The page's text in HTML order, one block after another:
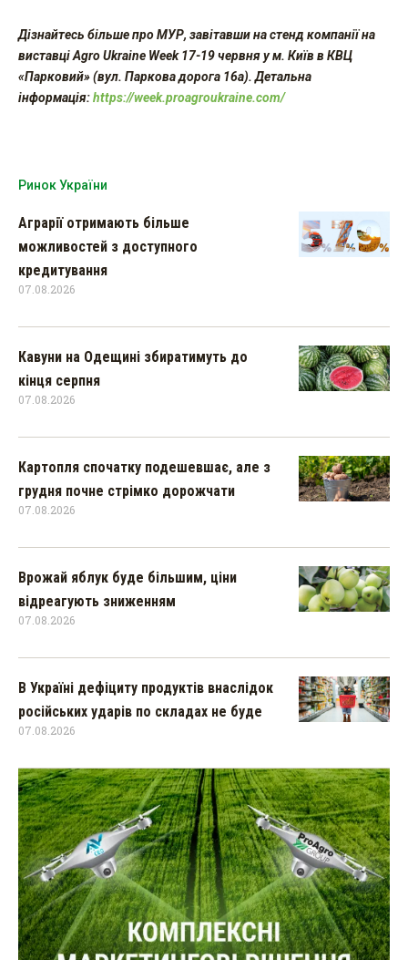
Дізнайтесь більше про МУР, завітавши на стенд компанії на
виставціAgro Ukraine Week 17-19 червня у м. Київ в КВЦ
«Парковий» (вул. Паркова дорога 16а). Детальна
інформація:https://week.proagroukraine.com/
Ринок України
Аграрії отримають більше
можливостей з доступного
кредитування
07.08.2026
Кавуни на Одещині збиратимуть до
кінця серпня
07.08.2026
Картопля спочатку подешевшає, але з
грудня почне стрімко дорожчати
07.08.2026
Врожай яблук буде більшим, ціни
відреагують зниженням
07.08.2026
В Україні дефіциту продуктів внаслідок
російських ударів по складах не буде
07.08.2026